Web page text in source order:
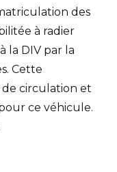
des
à radier
la DIV par la
Cette
circulation et
ce véhicule.